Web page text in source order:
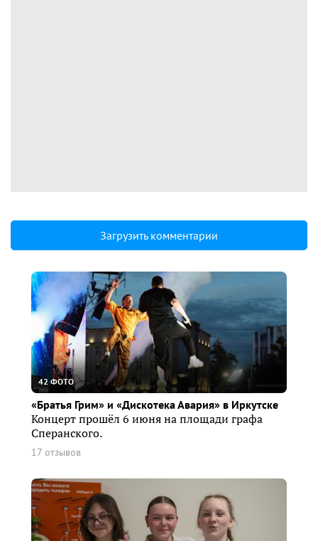
Загрузить комментарии
42 ФОТО
«Братья Грим» и «Дискотека Авария» в Иркутске
Концерт прошёл 6 июня на площади графа
Сперанского.
17 отзывов